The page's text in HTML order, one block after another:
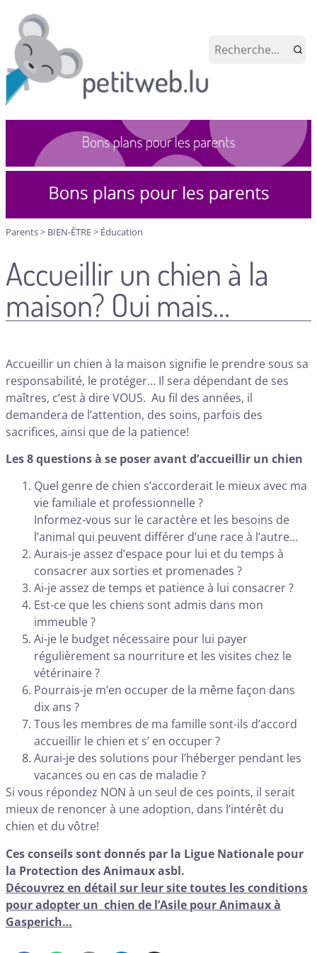
Parents> BIEN-ÊTRE> Éducation
Accueillir un chien à la
maison? Oui mais…
Accueillir un chien à la maison signifie le prendre sous sa
responsabilité, le protéger… Il sera dépendant de ses
maîtres, c’est à dire VOUS. Au fil des années, il
demandera de l’attention, des soins, parfois des
sacrifices, ainsi que de la patience!
Les 8 questions à se poser avant d’accueillir un chien
Quel genre de chien s’accorderait le mieux avec ma
vie familiale et professionnelle ?
Informez-vous sur le caractère et les besoins de
l’animal qui peuvent différer d’une race à l’autre…
Aurais-je assez d’espace pour lui et du temps à
consacrer aux sorties et promenades ?
Ai-je assez de temps et patience à lui consacrer ?
Est-ce que les chiens sont admis dans mon
immeuble ?
Ai-je le budget nécessaire pour lui payer
régulièrement sa nourriture et les visites chez le
vétérinaire ?
Pourrais-je m’en occuper de la même façon dans
dix ans ?
Tous les membres de ma famille sont-ils d’accord
accueillir le chien et s’ en occuper ?
Aurai-je des solutions pour l’héberger pendant les
vacances ou en cas de maladie ?
Si vous répondez NON à un seul de ces points, il serait
mieux de renoncer à une adoption, dans l’intérêt du
chien et du vôtre!
Ces conseils sont donnés par la Ligue Nationale pour
la Protection des Animaux asbl.
Découvrez en détail sur leur site toutes les conditions
pour adopter un chien de l’Asile pour Animaux à
Gasperich…